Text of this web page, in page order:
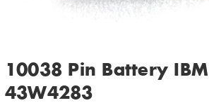
10038 Pin Battery
43W4283